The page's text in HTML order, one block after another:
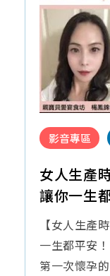
影音專區
女人生產
讓你一生
【女人生產
一生都平安！
第一次懷孕